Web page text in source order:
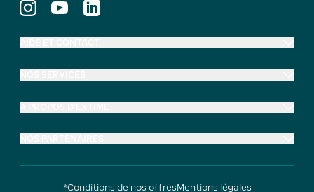
*Conditions de nos offresMentions légales